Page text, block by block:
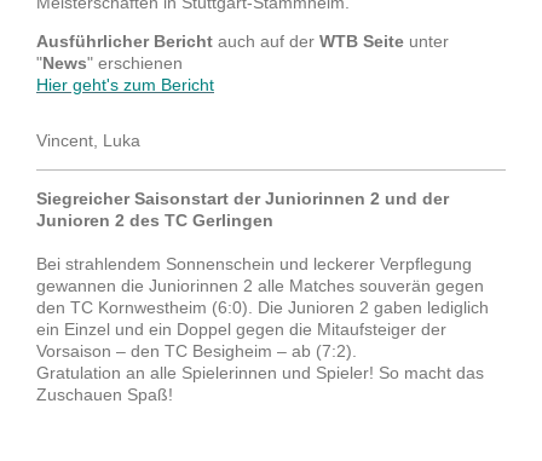
Ausführlicher Bericht auch auf der WTB Seite unter
"News" erschienen
Hier geht's zum Bericht
Vincent, Luka
Siegreicher Saisonstart der Juniorinnen 2 und der
Junioren 2 des TC Gerlingen
Bei strahlendem Sonnenschein und leckerer Verpflegung
gewannen die Juniorinnen 2 alle Matches souverän gegen
den TC Kornwestheim (6:0). Die Junioren 2 gaben lediglich
ein Einzel und ein Doppel gegen die Mitaufsteiger der
Vorsaison – den TC Besigheim – ab (7:2).
Gratulation an alle Spielerinnen und Spieler! So macht das
Zuschauen Spaß!